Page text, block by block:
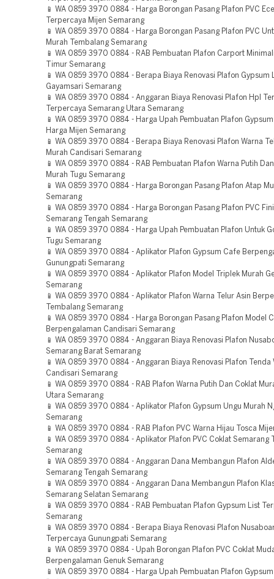
📱 WA 0859 3970 0884 - Harga Borongan Pasang Plafon PVC
Terpercaya Mijen Semarang
📱 WA 0859 3970 0884 - Harga Borongan Pasang Plafon PVC
Murah Tembalang Semarang
📱 WA 0859 3970 0884 - RAB Pembuatan Plafon Carport
Timur Semarang
📱 WA 0859 3970 0884 - Berapa Biaya Renovasi Plafon Gypsum
Gayamsari Semarang
📱 WA 0859 3970 0884 - Anggaran Biaya Renovasi Plafon Hpl
Terpercaya Semarang Utara Semarang
📱 WA 0859 3970 0884 - Harga Upah Pembuatan Plafon
Harga Mijen Semarang
📱 WA 0859 3970 0884 - Berapa Biaya Renovasi Plafon Warna
Murah Candisari Semarang
📱 WA 0859 3970 0884 - RAB Pembuatan Plafon Warna Putih
Murah Tugu Semarang
📱 WA 0859 3970 0884 - Harga Borongan Pasang Plafon Atap
Semarang
📱 WA 0859 3970 0884 - Harga Borongan Pasang Plafon PVC
Semarang Tengah Semarang
📱 WA 0859 3970 0884 - Harga Upah Pembuatan Plafon Untuk
Tugu Semarang
📱 WA 0859 3970 0884 - Aplikator Plafon Gypsum Cafe
Gunungpati Semarang
📱 WA 0859 3970 0884 - Aplikator Plafon Model Triplek Murah
Semarang
📱 WA 0859 3970 0884 - Aplikator Plafon Warna Telur Asin
Tembalang Semarang
📱 WA 0859 3970 0884 - Harga Borongan Pasang Plafon Model
Berpengalaman Candisari Semarang
📱 WA 0859 3970 0884 - Anggaran Biaya Renovasi Plafon
Semarang Barat Semarang
📱 WA 0859 3970 0884 - Anggaran Biaya Renovasi Plafon Tenda
Candisari Semarang
📱 WA 0859 3970 0884 - RAB Plafon Warna Putih Dan Coklat
Utara Semarang
📱 WA 0859 3970 0884 - Aplikator Plafon Gypsum Ungu Murah
Semarang
📱 WA 0859 3970 0884 - RAB Plafon PVC Warna Hijau Tosca
📱 WA 0859 3970 0884 - Aplikator Plafon PVC Coklat Semarang
Semarang
📱 WA 0859 3970 0884 - Anggaran Dana Membangun Plafon
Semarang Tengah Semarang
📱 WA 0859 3970 0884 - Anggaran Dana Membangun Plafon
Semarang Selatan Semarang
📱 WA 0859 3970 0884 - RAB Pembuatan Plafon Gypsum List
Semarang
📱 WA 0859 3970 0884 - Berapa Biaya Renovasi Plafon
Terpercaya Gunungpati Semarang
📱 WA 0859 3970 0884 - Upah Borongan Plafon PVC Coklat
Berpengalaman Genuk Semarang
📱 WA 0859 3970 0884 - Harga Upah Pembuatan Plafon